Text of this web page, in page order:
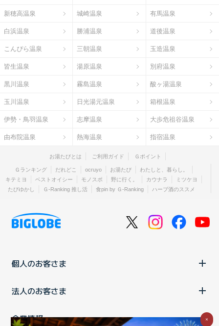
新穂高温泉 城崎温泉 有馬温泉
白浜温泉 勝浦温泉 道後温泉
こんぴら温泉 三朝温泉 玉造温泉
皆生温泉 湯原温泉 別府温泉
黒川温泉 霧島温泉 酸ヶ湯温泉
玉川温泉 日光湯元温泉 箱根温泉
伊勢・鳥羽温泉 志摩温泉 大歩危祖谷温泉
由布院温泉 熱海温泉 指宿温泉
お湯たびとは ご利用ガイド Ｇポイント
Ｇランキング だれどこ ocruyo お湯たび
わたしと、暮らし。
キテミヨ
ベストオイシー モノスポ 野に行く。 カウナラ
ミツケヨ
たびゆかし
Ｇ-Ranking 推し活 食pin by Ｇ-Ranking ハーブ酒のススメ
個人のお客さま
法人のお客さま
企業情報 ×